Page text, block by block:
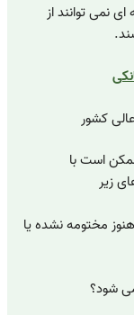
نمی توانند از
کشور ممکن است با
زیر
مختومه نشده یا